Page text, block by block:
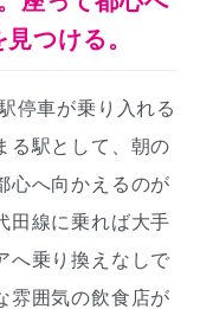
つける。
停車が乗り入れる
る駅として、朝の
心へ向かえるのが
田線に乗れば大手
へ乗り換えなしで
雰囲気の飲食店が